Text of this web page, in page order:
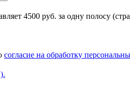
4500 руб. за одну полосу
согласие на обработку